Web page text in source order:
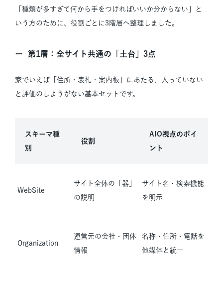
「種類が多すぎて何から手をつければいいか分からない」と
いう方のために、役割ごとに3階層へ整理しました。
第1層：全サイト共通の「土台」3点
家でいえば「住所・表札・案内板」にあたる、入っていない
と評価のしようがない基本セットです。
スキーマ種
別
役割
AIO視点のポイ
ント
WebSite
サイト全体の「器」
の説明
サイト名・検索機能
を明示
Organization
運営元の会社・団体
情報
名称・住所・電話を
他媒体と統一